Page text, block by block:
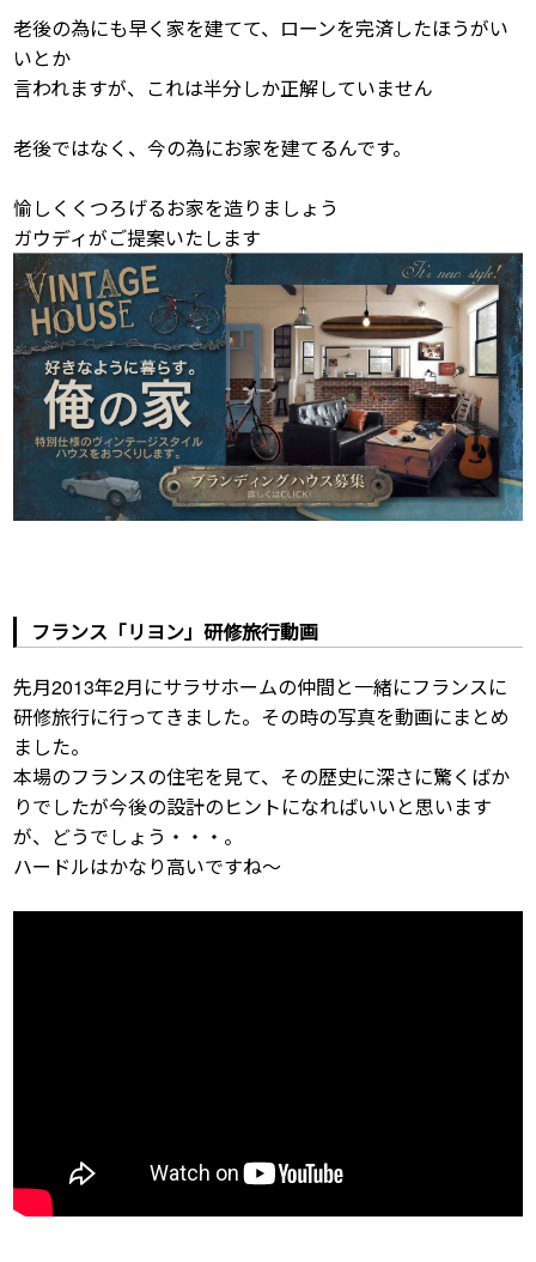
老後の為にも早く家を建てて、ローンを完済したほうがい
いとか
言われますが、これは半分しか正解していません
老後ではなく、今の為にお家を建てるんです。
愉しくくつろげるお家を造りましょう
ガウディがご提案いたします
フランス「リヨン」研修旅行動画
先月2013年2月にサラサホームの仲間と一緒にフランスに
研修旅行に行ってきました。その時の写真を動画にまとめ
ました。
本場のフランスの住宅を見て、その歴史に深さに驚くばか
りでしたが今後の設計のヒントになればいいと思います
が、どうでしょう・・・。
ハードルはかなり高いですね〜